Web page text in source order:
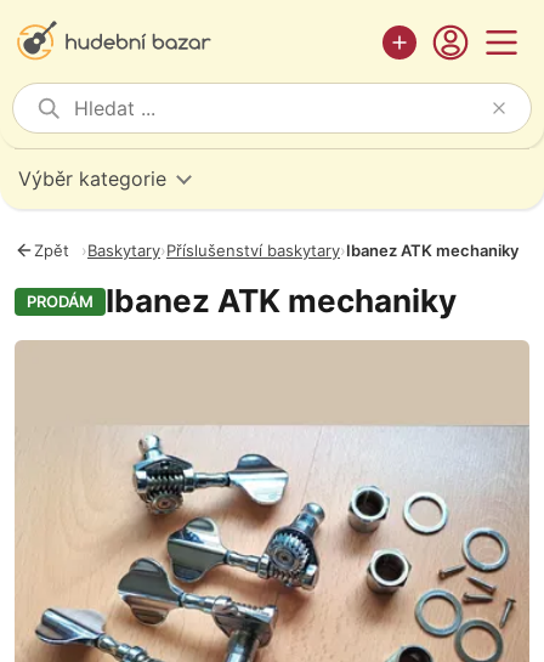
Výběr kategorie
Zpět ›Baskytary›Příslušenství baskytary›Ibanez ATK mechaniky
PRODÁM Ibanez ATK mechaniky
Fotografie